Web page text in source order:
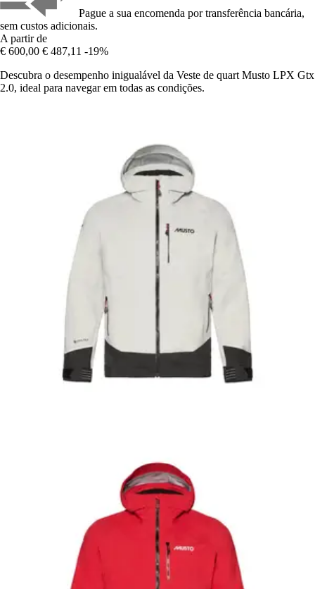
Pague a sua encomenda por transferência bancária,
sem custos adicionais.
A partir de
€ 600,00 € 487,11 -19%
Descubra o desempenho inigualável da Veste de quart Musto LPX Gtx
2.0, ideal para navegar em todas as condições.